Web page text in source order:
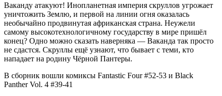
Ваканду атакуют! Инопланетная империя скруллов угрожает
уничтожить Землю, и первой на линии огня оказалась
необычайно продвинутая африканская страна. Неужели
самому высокотехнологичному государству в мире пришёл
конец? Одно можно сказать наверняка — Ваканда так просто
не сдастся. Скруллы ещё узнают, что бывает с теми, кто
нападает на родину Чёрной Пантеры.
В сборник вошли комиксы Fantastic Four #52-53 и Black
Panther Vol. 4 #39-41